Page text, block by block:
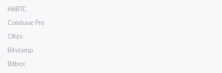
HitBTC
Coinbase Pro
OKex
Bitstamp
Bittrex